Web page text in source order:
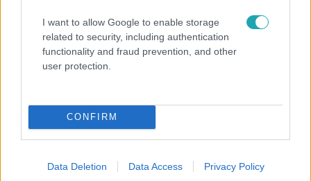
I want to allow Google to enable storage
related to security, including authentication
functionality and fraud prevention, and other
user protection.
CONFIRM
Data Deletion Data Access Privacy Policy
2022. november 20. 19:32
„Minek vagyok itt?” – Hódi Pamela már a játék